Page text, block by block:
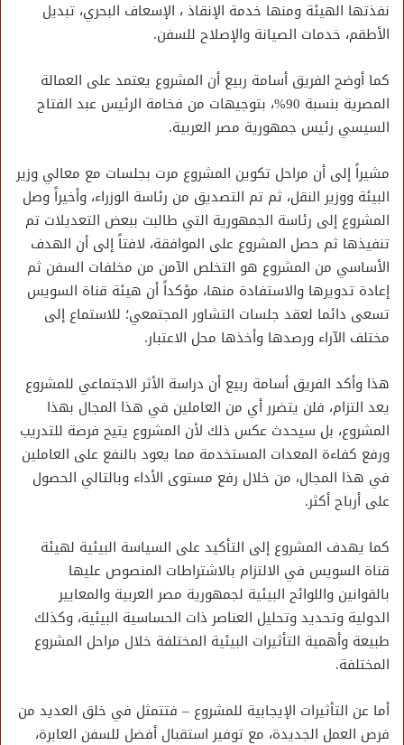
نفذتها الهيئة ومنها خدمة الإنقاذ ، الإسعاف البحري، تبديل
الأطقم، خدمات الصيانة والإصلاح للسفن.
كما أوضح الفريق أسامة ربيع أن المشروع يعتمد على العمالة
المصرية بنسبة 90%، بتوجيهات من فخامة الرئيس عبد الفتاح
السيسي رئيس جمهورية مصر العربية.
مشيراً إلى أن مراحل تكوين المشروع مرت بجلسات مع معالي وزير
البيئة ووزير النقل، ثم تم التصديق من رئاسة الوزراء، وأخيراً وصل
المشروع إلى رئاسة الجمهورية التي طالبت ببعض التعديلات تم
تنفيذها ثم حصل المشروع على الموافقة، لافتاً إلى أن الهدف
الأساسي من المشروع هو التخلص الآمن من مخلفات السفن ثم
إعادة تدويرها والاستفادة منها، مؤكداً أن هيئة قناة السويس
تسعى دائما لعقد جلسات التشاور المجتمعي؛ للاستماع إلى
مختلف الآراء ورصدها وأخذها محل الاعتبار.
هذا وأكد الفريق أسامة ربيع أن دراسة الأثر الاجتماعي للمشروع
يعد التزام، فلن يتضرر أي من العاملين في هذا المجال بهذا
المشروع، بل سيحدث عكس ذلك لأن المشروع يتيح فرصة للتدريب
ورفع كفاءة المعدات المستخدمة مما يعود بالنفع على العاملين
في هذا المجال، من خلال رفع مستوى الأداء وبالتالي الحصول
على أرباح أكثر.
كما يهدف المشروع إلى التأكيد على السياسة البيئية لهيئة
قناة السويس في الالتزام بالاشتراطات المنصوص عليها
بالقوانين واللوائح البيئية لجمهورية مصر العربية والمعايير
الدولية وتحديد وتحليل العناصر ذات الحساسية البيئية، وكذلك
طبيعة وأهمية التأثيرات البيئية المختلفة خلال مراحل المشروع
المختلفة.
أما عن التأثيرات الإيجابية للمشروع – فتتمثل في خلق العديد من
فرص العمل الجديدة، مع توفير استقبال أفضل للسفن العابرة،